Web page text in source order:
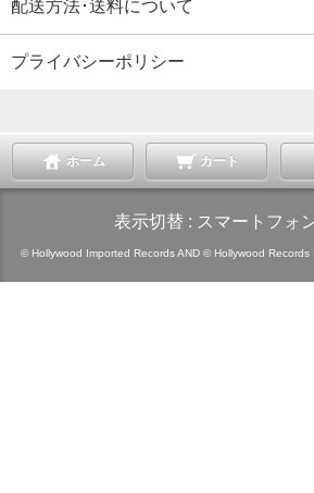
配送方法･送料について
プライバシーポリシー
ホーム カート
表示切替 : スマートフォ
© Hollywood Imported Records AND © Hollywood Records